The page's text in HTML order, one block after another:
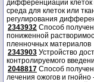
дифференциации клеток
среда для клеток или
регулирования
2343932 Способ
пониженной
пленночных материалов
2343903 Устройство
контролируемого
2048817 Способ
лечения ожогов и гнойно